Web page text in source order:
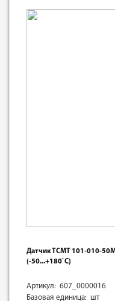
Датчик ТСМТ 101-010-
(-50...+180`С)
Артикул: 607_0000016
Базовая единица: шт